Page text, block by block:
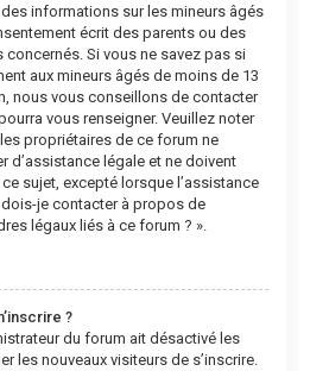
informations sur les mineurs âgés
écrit des parents ou des
concernés. Si vous ne savez pas si
aux mineurs âgés de moins de 13
nous vous conseillons de contacter
vous renseigner. Veuillez noter
propriétaires de ce forum ne
d’assistance légale et ne doivent
sujet, excepté lorsque l’assistance
je contacter à propos de
légaux liés à ce forum ? ».
?
du forum ait désactivé les
les nouveaux visiteurs de s’inscrire.